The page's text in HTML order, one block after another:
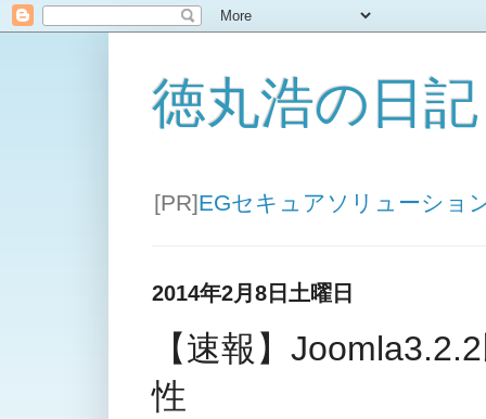
徳丸浩の日記
[PR]EGセキュアソリューショ
2014年2月8日土曜日
【速報】
性